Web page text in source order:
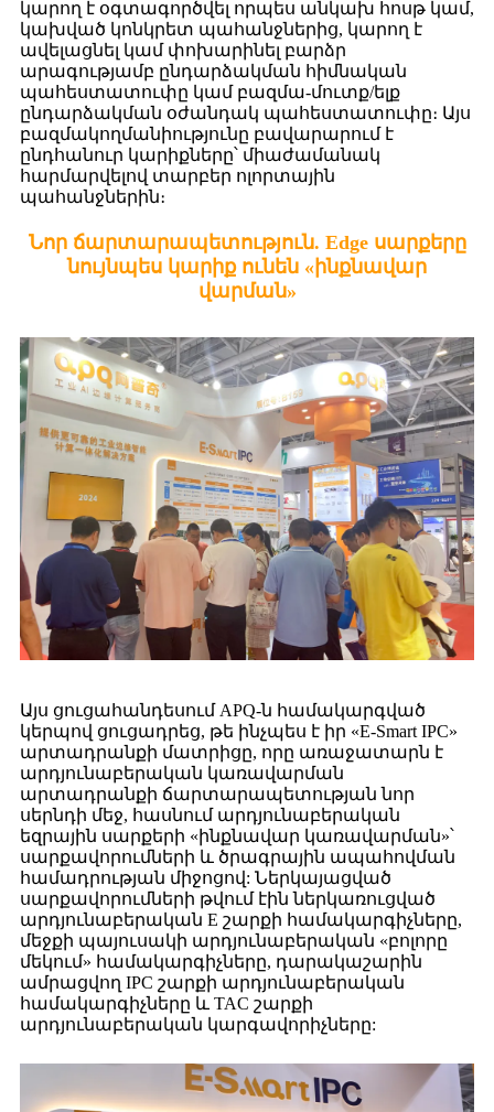
կարող է օգտագործվել որպես անկախ հոսթ կամ,
կախված կոնկրետ պահանջներից, կարող է
ավելացնել կամ փոխարինել բարձր
արագությամբ ընդարձակման հիմնական
պահեստատուփը կամ բազմա-մուտք/ելք
ընդարձակման օժանդակ պահեստատուփը։ Այս
բազմակողմանիությունը բավարարում է
ընդհանուր կարիքները՝ միաժամանակ
հարմարվելով տարբեր ոլորտային
պահանջներին։
Նոր ճարտարապետություն. Edge սարքերը
նույնպես կարիք ունեն «ինքնավար
վարման»
Այս ցուցահանդեսում APQ-ն համակարգված
կերպով ցուցադրեց, թե ինչպես է իր «E-Smart IPC»
արտադրանքի մատրիցը, որը առաջատարն է
արդյունաբերական կառավարման
արտադրանքի ճարտարապետության նոր
սերնդի մեջ, հասնում արդյունաբերական
եզրային սարքերի «ինքնավար կառավարման»՝
սարքավորումների և ծրագրային ապահովման
համադրության միջոցով: Ներկայացված
սարքավորումների թվում էին ներկառուցված
արդյունաբերական E շարքի համակարգիչները,
մեջքի պայուսակի արդյունաբերական «բոլորը
մեկում» համակարգիչները, դարակաշարին
ամրացվող IPC շարքի արդյունաբերական
համակարգիչները և TAC շարքի
արդյունաբերական կարգավորիչները: